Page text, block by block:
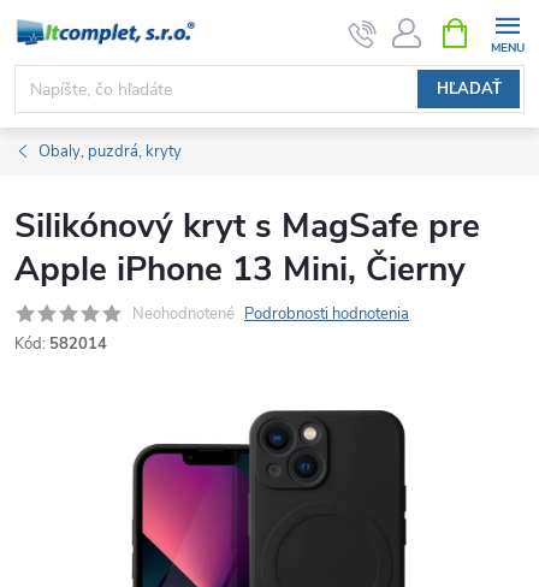
Prejsť
obsah
HĽADAŤ
KOŠÍK
Obaly, puzdrá, kryty
Silikónový kryt s MagSafe pre
Apple iPhone 13 Mini, Čierny
Neohodnotené Podrobnosti hodnotenia
Kód: 582014